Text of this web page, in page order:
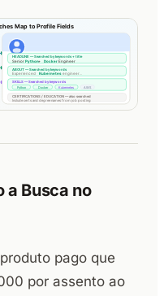
a Busca no
pago que
por assento ao